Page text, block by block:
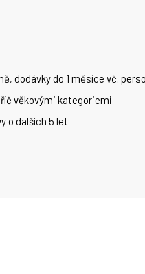
dodávky do 1 měsíce vč.
věkovými kategoriemi
o dalších 5 let